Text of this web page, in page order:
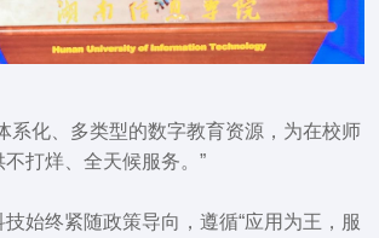
系化、多类型的数字教育资源，为在校师
打烊、全天候服务。”
始终紧随政策导向，遵循“应用为王，服